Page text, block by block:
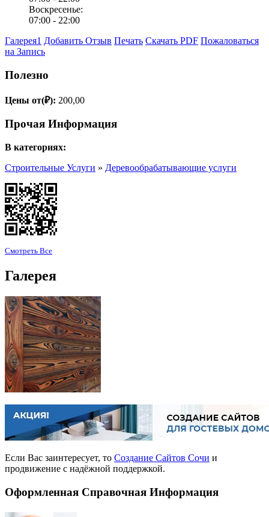
Воскресенье:
07:00 - 22:00
Галерея1 Добавить Отзыв Печать Скачать PDF Пожаловаться
на Запись
Полезно
Цены от(₽): 200,00
Прочая Информация
В категориях:
Строительные Услуги » Деревообрабатывающие услуги
Смотреть Все
Галерея
Если Вас заинтересует, то Создание Сайтов Сочи и
продвижение с надёжной поддержкой.
Оформленная Справочная Информация